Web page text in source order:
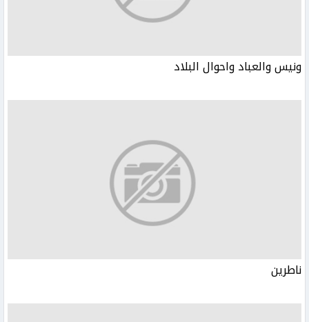
ونيس والعباد واحوال البلاد
ناطرين